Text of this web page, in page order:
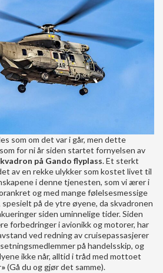
som om det var i går, men dette
for ni år siden startet fornyelsen av
på Gando flyplass. Et sterkt
av en rekke ulykker som kostet livet til
i denne tjenesten, som vi ærer i
og med mange følelsesmessige
på de ytre øyene, da skvadronen
siden uminnelige tider. Siden
forbedringer i avionikk og motorer, har
ved redning av cruisepassasjerer
på handelsskip, og
ikke når, alltid i tråd med mottoet
(Gå du og gjør det samme).